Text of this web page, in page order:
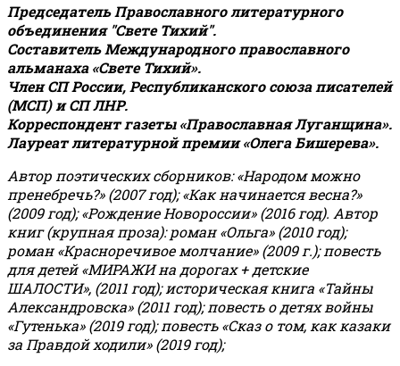
Председатель Православного литературного
объединения "Свете Тихий".
Составитель Международного православного
альманаха «Свете Тихий».
Член СП России, Республиканского союза писателей
(МСП) и СП ЛНР.
Корреспондент газеты «Православная Луганщина».
Лауреат литературной премии «Олега Бишерева».
Автор поэтических сборников: «Народом можно
пренебречь?» (2007 год); «Как начинается весна?»
(2009 год); «Рождение Новороссии» (2016 год). Автор
книг (крупная проза): роман «Ольга» (2010 год);
роман «Красноречивое молчание» (2009 г.); повесть
для детей «МИРАЖИ на дорогах + детские
ШАЛОСТИ», (2011 год); историческая книга «Тайны
Александровска» (2011 год); повесть о детях войны
«Гутенька» (2019 год); повесть «Сказ о том, как казаки
за Правдой ходили» (2019 год);